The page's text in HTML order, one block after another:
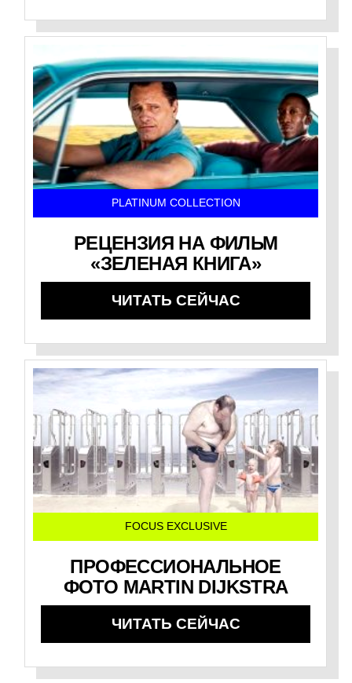
PLATINUM COLLECTION
РЕЦЕНЗИЯ НА ФИЛЬМ
«ЗЕЛЕНАЯ КНИГА»
ЧИТАТЬ СЕЙЧАС
FOCUS EXCLUSIVE
ПРОФЕССИОНАЛЬНОЕ
ФОТО MARTIN DIJKSTRA
ЧИТАТЬ СЕЙЧАС